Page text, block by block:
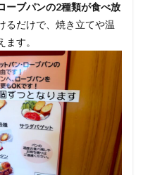
ーブパンの2種類が食べ放
るだけで、焼き立てや温
す。